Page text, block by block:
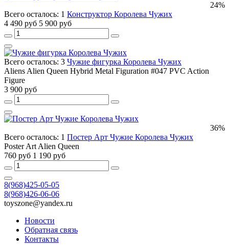
24%
Всего осталось: 1 Конструктор Королева Чужих
4 490 руб 5 900 руб
Всего осталось: 3 Чужие фигурка Королева Чужих
Aliens Alien Queen Hybrid Metal Figuration #047 PVC Action
Figure
3 900 руб
36%
Всего осталось: 1 Постер Арт Чужие Королева Чужих
Poster Art Alien Queen
760 руб 1 190 руб
8(968)425-05-05
8(968)426-06-06
toyszone@yandex.ru
Новости
Обратная связь
Контакты